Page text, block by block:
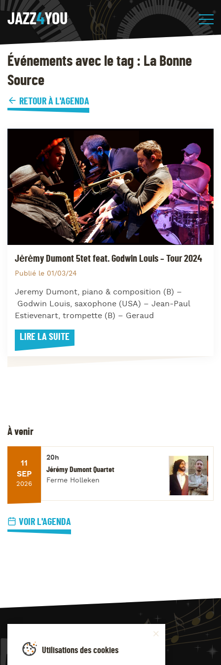
JAZZ4YOU
Événements avec le tag : La Bonne
Source
RETOUR À L'AGENDA
Jėrėmy Dumont 5tet feat. Godwin Louis – Tour 2024
Publié le 01/03/24
Jeremy Dumont, piano & composition (B) –
Godwin Louis, saxophone (USA) – Jean-Paul
Estievenart, trompette (B) – Geraud
LIRE LA SUITE
À venir
11
SEP
2026
20h
Jérémy Dumont Quartet
Ferme Holleken
VOIR L'AGENDA
JAZZ4
Utilisations des cookies